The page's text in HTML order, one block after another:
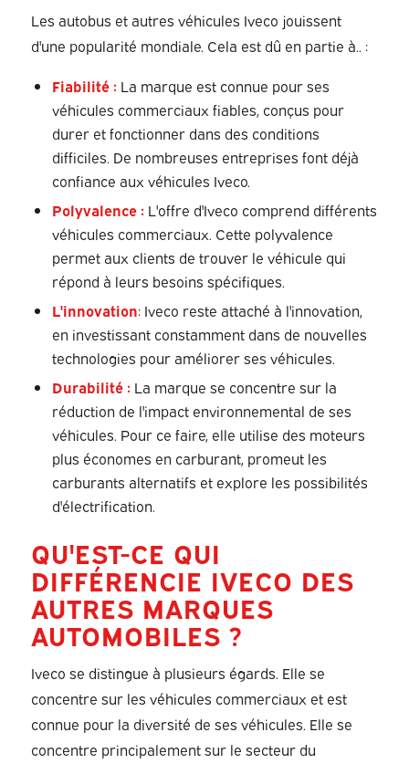
Les autobus et autres véhicules Iveco jouissent
d'une popularité mondiale. Cela est dû en partie à.. :
Fiabilité : La marque est connue pour ses
véhicules commerciaux fiables, conçus pour
durer et fonctionner dans des conditions
difficiles. De nombreuses entreprises font déjà
confiance aux véhicules Iveco.
Polyvalence : L'offre d'Iveco comprend différents
véhicules commerciaux. Cette polyvalence
permet aux clients de trouver le véhicule qui
répond à leurs besoins spécifiques.
L'innovation: Iveco reste attaché à l'innovation,
en investissant constamment dans de nouvelles
technologies pour améliorer ses véhicules.
Durabilité : La marque se concentre sur la
réduction de l'impact environnemental de ses
véhicules. Pour ce faire, elle utilise des moteurs
plus économes en carburant, promeut les
carburants alternatifs et explore les possibilités
d'électrification.
QU'EST-CE QUI
DIFFÉRENCIE IVECO DES
AUTRES MARQUES
AUTOMOBILES ?
Iveco se distingue à plusieurs égards. Elle se
concentre sur les véhicules commerciaux et est
connue pour la diversité de ses véhicules. Elle se
concentre principalement sur le secteur du